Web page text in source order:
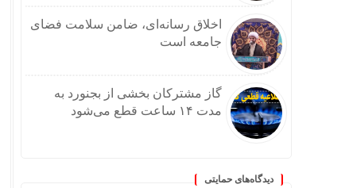
اخلاق رسانه‌ای، ضامن سلامت فضای
جامعه است
گاز مشترکان بخشی از بجنورد به
مدت ۱۴ ساعت قطع می‌شود
دیدگاه‌های حمایتی